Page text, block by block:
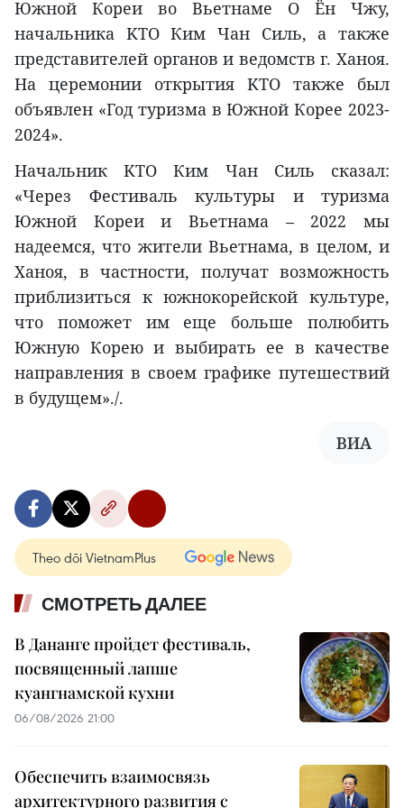
Южной Кореи во Вьетнаме О Ён Чжу,
начальника KTO Ким Чан Силь, а также
представителей органов и ведомств г. Ханоя.
На церемонии открытия KTO также был
объявлен «Год туризма в Южной Корее 2023-
2024».
Начальник KTO Ким Чан Силь сказал:
«Через Фестиваль культуры и туризма
Южной Кореи и Вьетнама – 2022 мы
надеемся, что жители Вьетнама, в целом, и
Ханоя, в частности, получат возможность
приблизиться к южнокорейской культуре,
что поможет им еще больше полюбить
Южную Корею и выбирать ее в качестве
направления в своем графике путешествий
в будущем»./.
ВИА
Theo dõi VietnamPlus
СМОТРЕТЬ ДАЛЕЕ
В Дананге пройдет фестиваль,
посвященный лапше
куангнамской кухни
06/08/2026 21:00
Обеспечить взаимосвязь
архитектурного развития с